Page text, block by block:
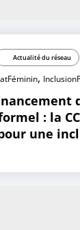
Actualité du réseau
,
: la
une